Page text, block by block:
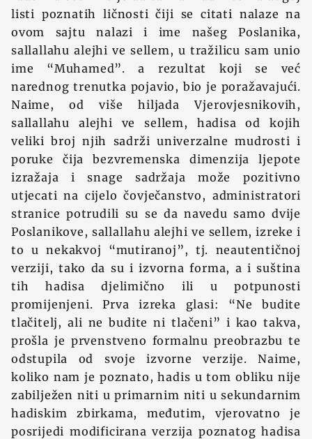
listi poznatih ličnosti čiji se citati nalaze na
ovom sajtu nalazi i ime našeg Poslanika,
sallallahu alejhi ve sellem, u tražilicu sam unio
ime “Muhamed”. a rezultat koji se već
narednog trenutka pojavio, bio je poražavajući.
Naime, od više hiljada Vjerovjesnikovih,
sallallahu alejhi ve sellem, hadisa od kojih
veliki broj njih sadrži univerzalne mudrosti i
poruke čija bezvremenska dimenzija ljepote
izražaja i snage sadržaja može pozitivno
utjecati na cijelo čovječanstvo, administratori
stranice potrudili su se da navedu samo dvije
Poslanikove, sallallahu alejhi ve sellem, izreke i
to u nekakvoj “mutiranoj”, tj. neautentičnoj
verziji, tako da su i izvorna forma, a i suština
tih hadisa djelimično ili u potpunosti
promijenjeni. Prva izreka glasi: “Ne budite
tlačitelj, ali ne budite ni tlačeni” i kao takva,
prošla je prvenstveno formalnu preobrazbu te
odstupila od svoje izvorne verzije. Naime,
koliko nam je poznato, hadis u tom obliku nije
zabilježen niti u primarnim niti u sekundarnim
hadiskim zbirkama, međutim, vjerovatno je
posrijedi modificirana verzija poznatog hadisa